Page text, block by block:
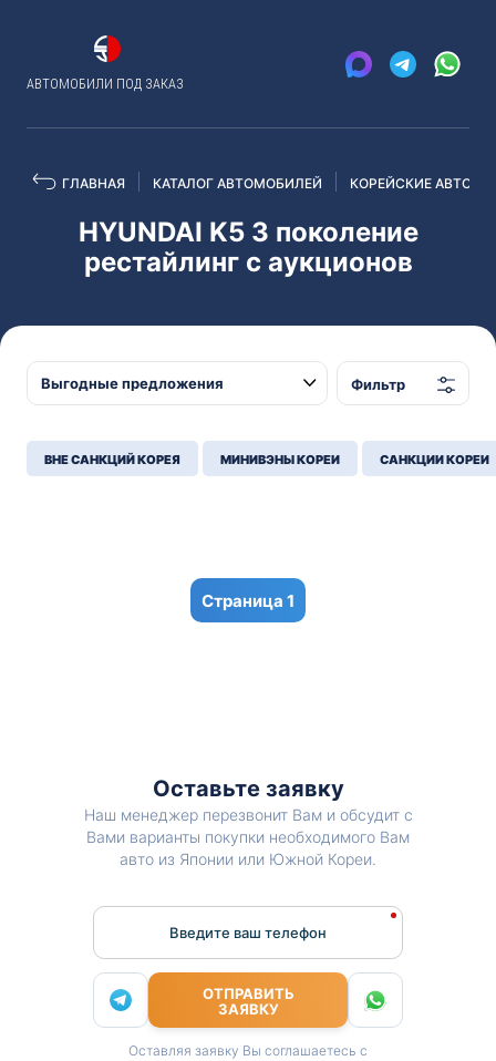
АВТОМОБИЛИ ПОД ЗАКАЗ
ГЛАВНАЯ КАТАЛОГ АВТОМОБИЛЕЙ КОРЕЙСКИЕ АВТО С
HYUNDAI K5 3 поколение
рестайлинг с аукционов
Фильтр
ВНЕ САНКЦИЙ КОРЕЯ МИНИВЭНЫ КОРЕИ САНКЦИИ КОРЕИ
1
Оставьте заявку
Наш менеджер перезвонит Вам и обсудит с
Вами варианты покупки необходимого Вам
авто из Японии или Южной Кореи.
Введите ваш телефон
ОТПРАВИТЬ
ЗАЯВКУ
Оставляя заявку Вы соглашаетесь с